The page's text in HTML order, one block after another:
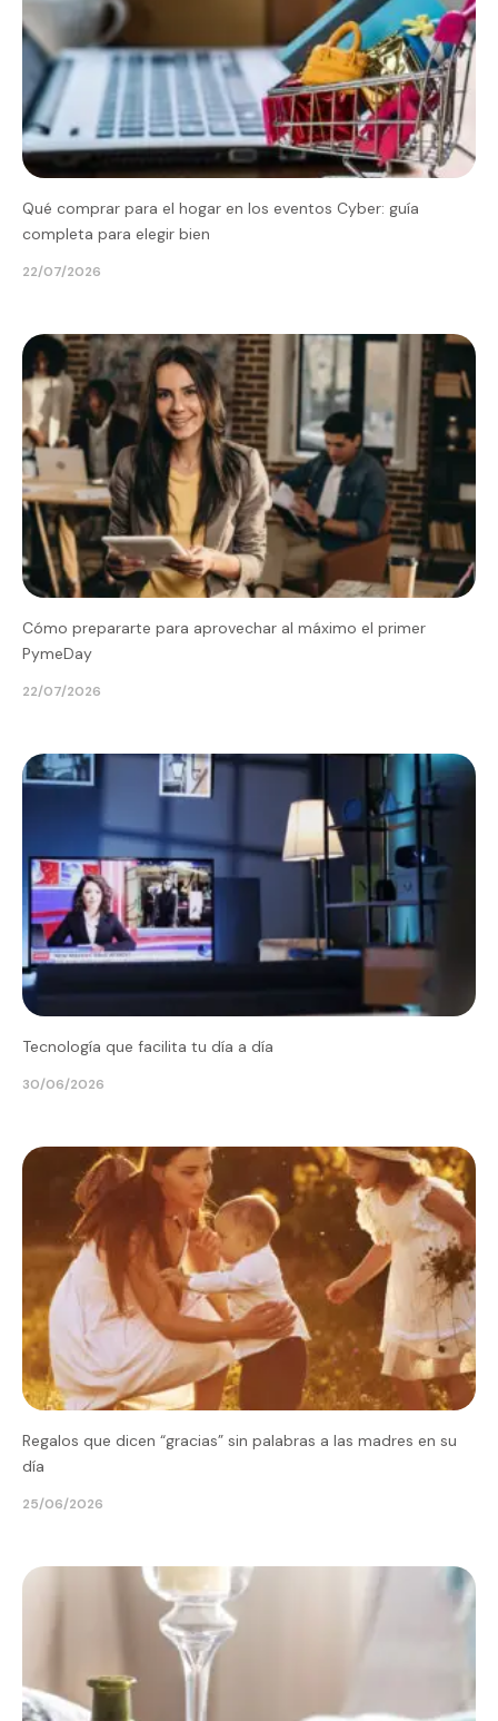
Qué comprar para el hogar en los eventos Cyber: guía
completa para elegir bien
22/07/2026
Cómo prepararte para aprovechar al máximo el primer
PymeDay
22/07/2026
Tecnología que facilita tu día a día
30/06/2026
Regalos que dicen “gracias” sin palabras a las madres en su
día
25/06/2026